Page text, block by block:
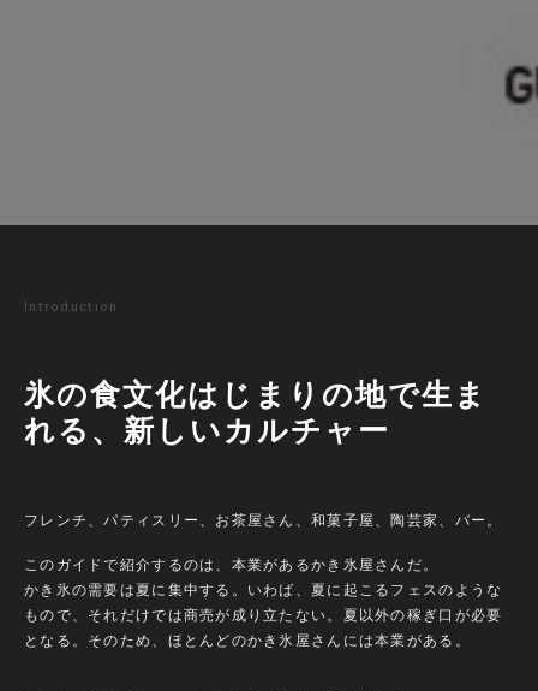
Introduction
氷の食文化はじまりの地で生ま
れる、新しいカルチャー
フレンチ、パティスリー、お茶屋さん、和菓子屋、陶芸家、バー。
このガイドで紹介するのは、本業があるかき氷屋さんだ。
かき氷の需要は夏に集中する。いわば、夏に起こるフェスのような
もので、それだけでは商売が成り立たない。夏以外の稼ぎ口が必要
となる。そのため、ほとんどのかき氷屋さんには本業がある。